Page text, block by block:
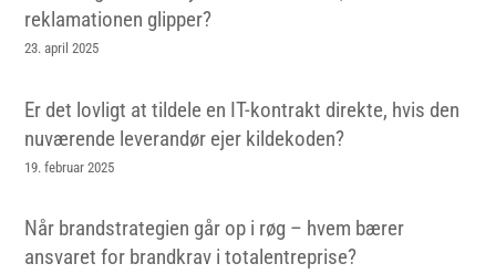
reklamationen glipper?
23. april 2025
Er det lovligt at tildele en IT-kontrakt direkte, hvis den
nuværende leverandør ejer kildekoden?
19. februar 2025
Når brandstrategien går op i røg – hvem bærer
ansvaret for brandkrav i totalentreprise?